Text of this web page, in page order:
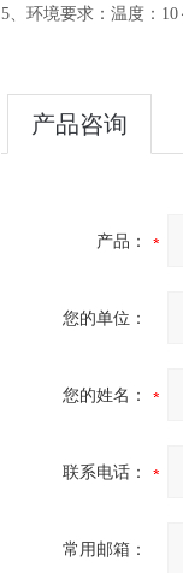
5、环境要求：温度：
产品咨询
产品：
您的单位：
您的姓名：
联系电话：
常用邮箱：